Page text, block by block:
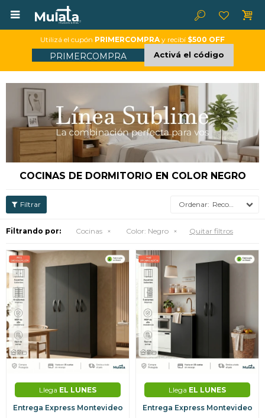

Utilizá el cupón PRIMERCOMPRA y recibí $500 OFF
PRIMERCOMPRA Activá el código
COCINAS DE DORMITORIO EN COLOR NEGRO
Recomendados
Filtrando por: Cocinas Color: Negro Quitar filtros
Llega EL LUNES
Entrega Express Montevideo
Llega EL LUNES
Entrega Express Montevideo